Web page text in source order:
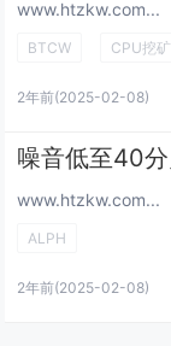
www.htzkw.com...
BTCW CPU挖矿
2年前(2025-02-08)
www.htzkw.com...
ALPH
2年前(2025-02-08)